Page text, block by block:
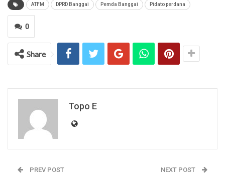
ATFM DPRD Banggai Pemda Banggai Pidato perdana
0
Share
Topo E
PREV POST NEXT POST